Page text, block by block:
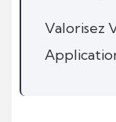
Valorisez